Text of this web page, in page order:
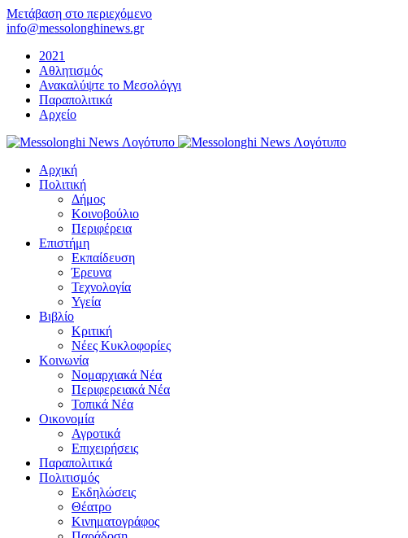
Μετάβαση στο περιεχόμενο
info@messolonghinews.gr
2021
Αθλητισμός
Ανακαλύψτε το Μεσολόγγι
Παραπολιτικά
Αρχείο
Αρχική
Πολιτική
Δήμος
Κοινοβούλιο
Περιφέρεια
Επιστήμη
Εκπαίδευση
Έρευνα
Τεχνολογία
Υγεία
Βιβλίο
Κριτική
Νέες Κυκλοφορίες
Κοινωνία
Νομαρχιακά Νέα
Περιφερειακά Νέα
Τοπικά Νέα
Οικονομία
Αγροτικά
Επιχειρήσεις
Παραπολιτικά
Πολιτισμός
Εκδηλώσεις
Θέατρο
Κινηματογράφος